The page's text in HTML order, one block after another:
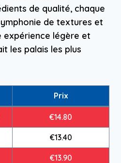
de qualité, chaque
de textures et
expérience légère et
les palais les plus
Prix
€14.80
€13.40
€13.90